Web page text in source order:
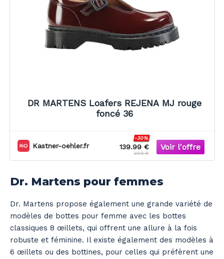
DR MARTENS Loafers REJENA MJ rouge
foncé 36
Kastner-oehler.fr 139.99 €
-30%
200 €
Dr. Martens pour femmes
Dr. Martens propose également une grande variété de
modèles de bottes pour femme avec les bottes
classiques 8 œillets, qui offrent une allure à la fois
robuste et féminine. Il existe également des modèles à
6 œillets ou des bottines, pour celles qui préfèrent une